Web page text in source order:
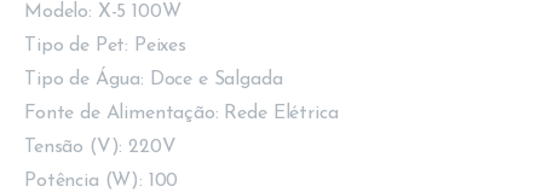
Modelo: X-5 100W
Tipo de Pet: Peixes
Tipo de Água: Doce e Salgada
Fonte de Alimentação: Rede Elétrica
Tensão (V): 220V
Potência (W): 100